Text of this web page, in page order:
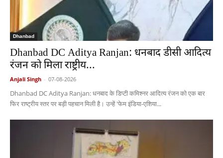
Dhanbad
Dhanbad DC Aditya Ranjan: धनबाद डीसी आदित्य
रंजन को मिला राष्ट्रीय...
Anjali Singh - 07-08-2026
Dhanbad DC Aditya Ranjan: धनबाद के डिप्टी कमिश्नर आदित्य रंजन को एक बार
फिर राष्ट्रीय स्तर पर बड़ी पहचान मिली है। उन्हें 'फेम इंडिया-एशिया...